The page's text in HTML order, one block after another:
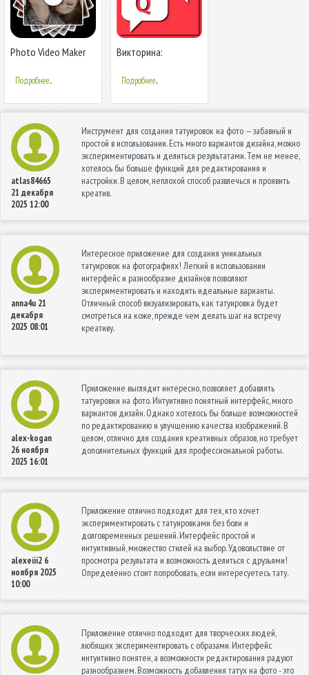
Photo Video Maker
Video Maker 2020
Подробнее...
Викторина:
Подробнее...
atlas84665
21 декабря
2025 12:00
Инструмент для создания татуировок на фото — забавный и
простой в использовании. Есть много вариантов дизайна, можно
экспериментировать и делиться результатами. Тем не менее,
хотелось бы больше функций для редактирования и
настройки. В целом, неплохой способ развлечься и проявить
креатив.
anna4u 21
декабря
2025 08:01
Интересное приложение для создания уникальных
татуировок на фотографиях! Легкий в использовании
интерфейс и разнообразие дизайнов позволяют
экспериментировать и находить идеальные варианты.
Отличный способ визуализировать, как татуировка будет
смотреться на коже, прежде чем делать шаг на встречу
креативу.
alex-kogan
26 ноября
2025 16:01
Приложение выглядит интересно, позволяет добавлять
татуировки на фото. Интуитивно понятный интерфейс, много
вариантов дизайн. Однако хотелось бы больше возможностей
по редактированию и улучшению качества изображений. В
целом, отлично для создания креативных образов, но требует
дополнительных функций для профессиональной работы.
alexeiii2 6
ноября 2025
10:00
Приложение отлично подходит для тех, кто хочет
экспериментировать с татуировками без боли и
долговременных решений. Интерфейс простой и
интуитивный, множество стилей на выбор. Удовольствие от
просмотра результата и возможность делиться с друзьями!
Определённо стоит попробовать, если интересуетесь тату.
Приложение отлично подходит для творческих людей,
любящих экспериментировать с образами. Интерфейс
интуитивно понятен, а возможности редактирования радуют
разнообразием. Возможность добавления татух на фото - это